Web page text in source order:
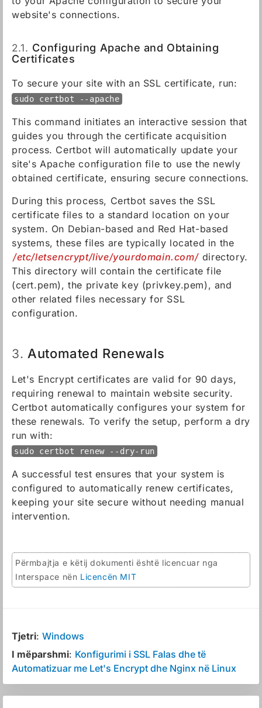
website's connections.
2.1. Configuring Apache and Obtaining
Certificates
To secure your site with an SSL certificate, run:
sudo certbot --apache
This command initiates an interactive session that
guides you through the certificate acquisition
process. Certbot will automatically update your
site's Apache configuration file to use the newly
obtained certificate, ensuring secure connections.
During this process, Certbot saves the SSL
certificate files to a standard location on your
system. On Debian-based and Red Hat-based
systems, these files are typically located in the
/etc/letsencrypt/live/yourdomain.com/ directory.
This directory will contain the certificate file
(cert.pem), the private key (privkey.pem), and
other related files necessary for SSL
configuration.
3. Automated Renewals
Let's Encrypt certificates are valid for 90 days,
requiring renewal to maintain website security.
Certbot automatically configures your system for
these renewals. To verify the setup, perform a dry
run with:
sudo certbot renew --dry-run
A successful test ensures that your system is
configured to automatically renew certificates,
keeping your site secure without needing manual
intervention.
Përmbajtja e këtij dokumenti është licencuar nga
Interspace nën Licencën MIT
Tjetri: Windows
I mëparshmi: Konfigurimi i SSL Falas dhe të
Automatizuar me Let's Encrypt dhe Nginx në Linux